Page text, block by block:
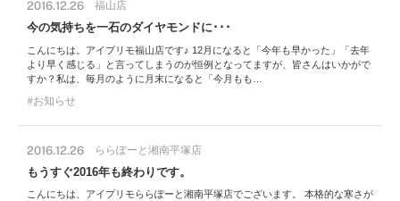
2016.12.26 福山店
今の気持ちを一石のダイヤモンドに･･･
こんにちは。アイプリモ福山店です♪ 12月になると「今年も早かった」「去年
より早く感じる」と言ってしまうのが恒例となってますが、皆さんはいかがで
すか？私は、毎月のように月末になると「今月もも…
お知らせ
2016.12.26 ららぽーと湘南平塚店
もうすぐ2016年も終わりです。
こんにちは、アイプリモららぽーと湘南平塚店でございます。 本格的な寒さが